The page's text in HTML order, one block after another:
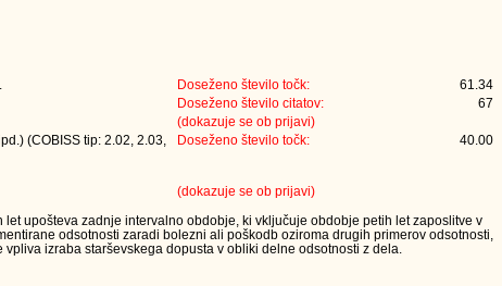
Doseženo število točk:
61.34
Doseženo število citatov:
67
(dokazuje se ob prijavi)
(COBISS tip: 2.02, 2.03,
Doseženo število točk: 40.00
(dokazuje se ob prijavi)
upošteva zadnje intervalno obdobje, ki vključuje obdobje petih let zaposlitve v
odsotnosti zaradi bolezni ali poškodb oziroma drugih primerov odsotnosti,
izraba starševskega dopusta v obliki delne odsotnosti z dela.